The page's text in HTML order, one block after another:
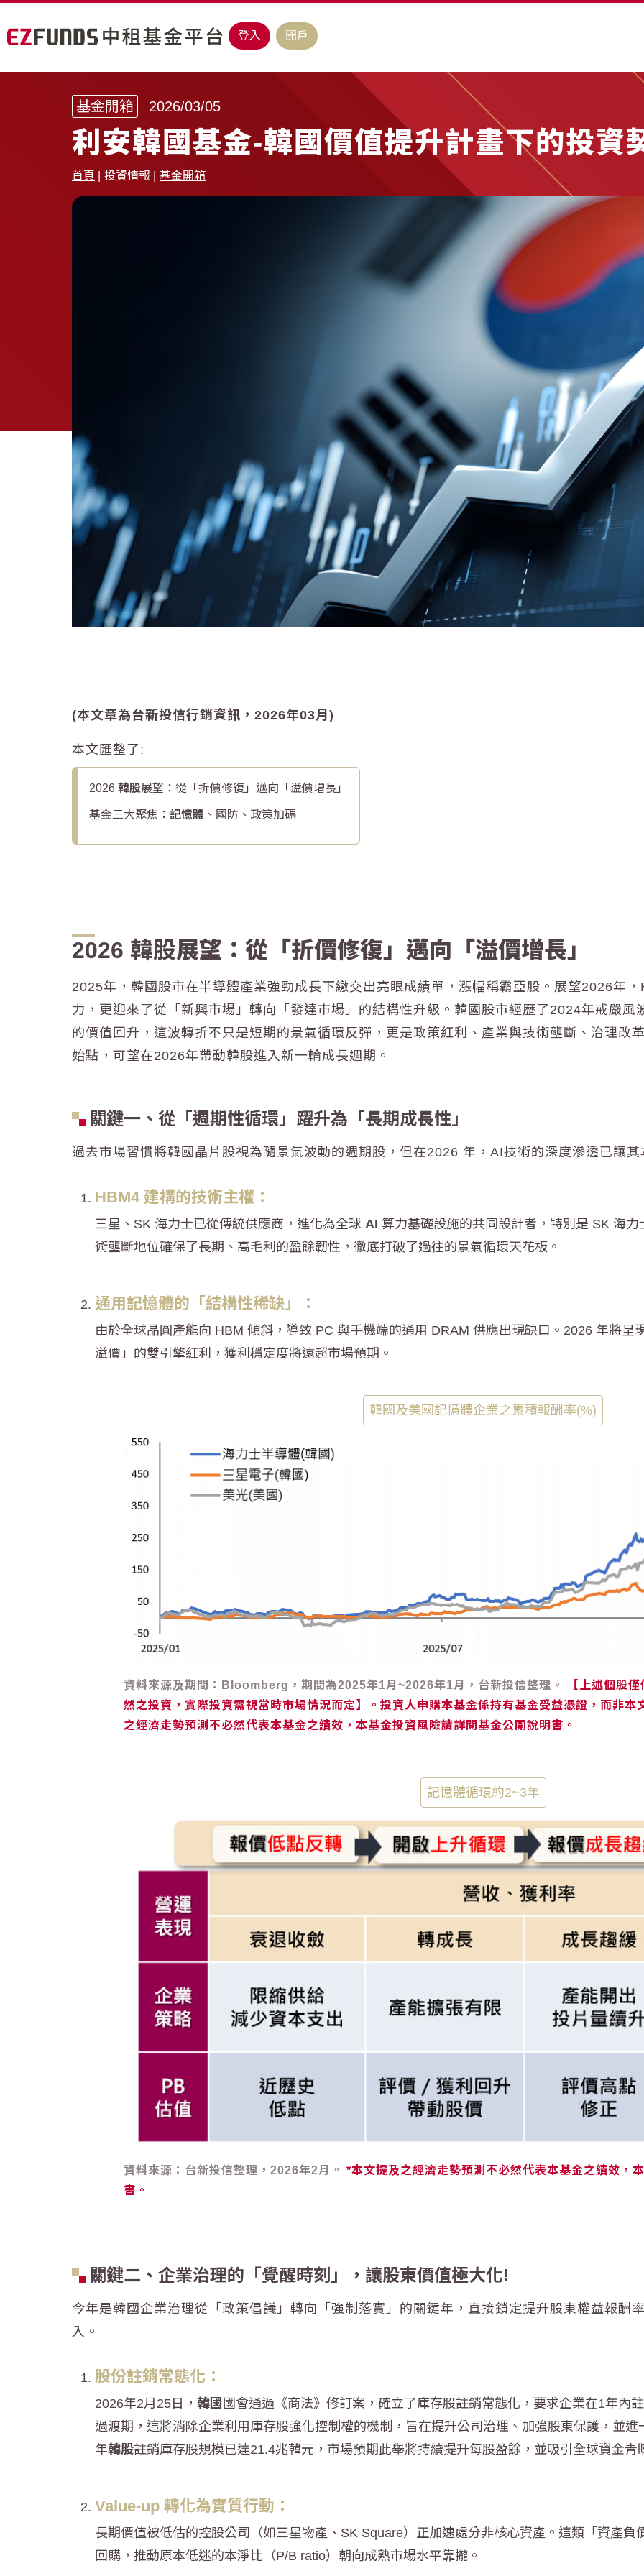
登入 開戶
基金開箱 2026/03/05
利安韓國基金-韓國價值提升計畫下的投資
首頁 投資情報 基金開箱
(本文章為台新投信行銷資訊，2026年03月)
本文匯整了:
2026 韓股展望：從「折價修復」邁向「溢價增長」
基金三大聚焦： 記憶體 、國防、政策加碼
2026 韓股展望：從「折價修復」邁向「溢價增長」
2025年， 韓國 股市在半導體產業強勁成長下繳交出亮眼成績單，漲幅稱霸亞股。展望2026年
力，更迎來了從「新興市場」轉向「發達市場」的結構性升級。 韓國 股市經歷了2024年戒嚴風
的價值回升，這波轉折不只是短期的景氣循環反彈，更是政策紅利、產業與技術壟斷、治理改
始點，可望在2026年帶動韓股進入新一輪成長週期。
關鍵一、從「週期性循環」躍升為「長期成長性」
過去市場習慣將韓國 晶片 股視為隨景氣波動的週期股，但在2026 年， AI技術的深度滲透已讓
HBM4 建構的技術主權：
三星、SK 海力士已從傳統供應商，進化為全球 AI 算力基礎設施的共同設計者，特別是 SK 海
術壟斷地位確保了長期、高毛利的盈餘韌性，徹底打破了過往的景氣循環天花板。
通用 記憶體的「結構性稀缺」：
由於全球晶圓產能向 HBM 傾斜，導致 PC 與手機端的通用 DRAM 供應出現缺口。2026 年將呈
溢價」的雙引擎紅利，獲利穩定度將遠超市場預期。
韓國及美國記憶體企業之累積報酬率(%)
資料來源及期間：Bloomberg，期間為2025年1月~2026年1月，台新投信整理。
【上述個股
然之投資，實際投資需視當時市場情況而定】。投資人申購本基金係持有基金受益憑證，而非本
之經濟走勢預測不必然代表本基金之績效，本基金投資風險請詳閱基金公開說明書。
記憶體循環約2~3年
資料來源：台新投信整理，2026年2月。 *本文提及之經濟走勢預測不必然代表本基金之績效，
書。
關鍵二、企業治理的「覺醒時刻」，讓股東價值極大化!
今年是韓國 企業治理從「政策倡議」轉向「強制落實」的關鍵年，直接鎖定提升股東權益報酬
入。
股份註銷常態化：
2026年2月25日， 韓國 國會通過《商法》修訂案，確立了庫存股註銷常態化，要求企業在1年內
過渡期，這將消除企業利用庫存股強化控制權的機制，旨在提升公司治理、加強股東保護，並進
年韓股註銷庫存股規模已達21.4兆韓元，市場預期此舉將持續提升每股盈餘，並吸引全球資金青
Value-up 轉化為實質行動：
長期價值被低估的控股公司（如三星物產、SK Square）正加速處分非核心資產。這類「資產
回購，推動原本低迷的本淨比（P/B ratio）朝向成熟市場水平靠攏。